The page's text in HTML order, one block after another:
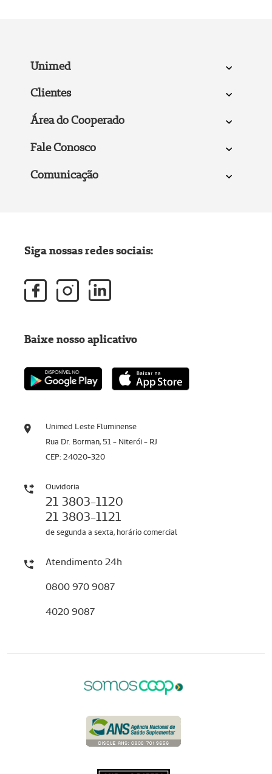
Unimed
Clientes
Área do Cooperado
Fale Conosco
Comunicação
Unimed Leste Fluminense
Rua Dr. Borman, 51 - Niterói - RJ
CEP: 24020-320
Ouvidoria
21 3803-1120
21 3803-1121
de segunda a sexta, horário comercial
Atendimento 24h
0800 970 9087
4020 9087
Siga nossas redes sociais:
Baixe nosso aplicativo